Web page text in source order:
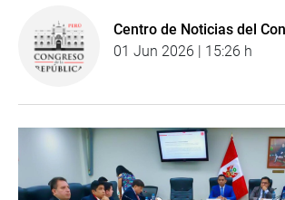
Centro de Noticias del
01 Jun 2026 | 15:26 h